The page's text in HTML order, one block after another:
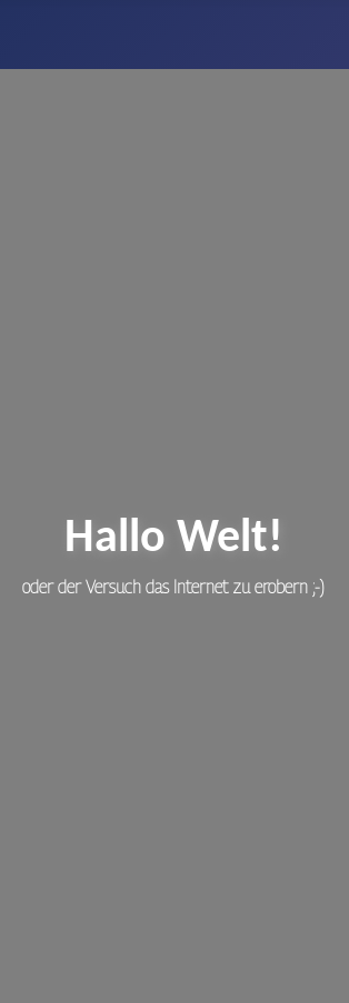
Hallo Welt!
oder der Versuch das Internet zu erobern ;-)